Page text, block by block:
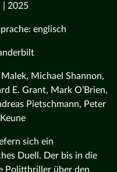
| 2025
englisch
Michael Shannon,
E. Grant, Mark O’Brien,
Pietschmann, Peter
sich ein
Duell. Der bis in die
Politthriller über den